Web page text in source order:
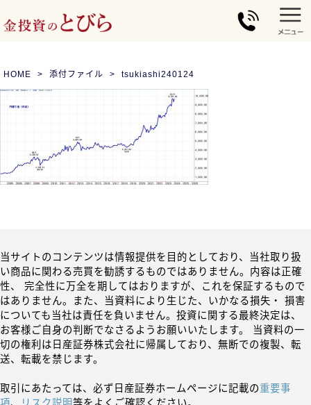
HOME 添付ファイル tsukiashi240124
当サイトのコンテンツは情報提供を目的としており、当社取り扱
い商品に関わる売買を勧誘するものではありません。内容は正確
性、 完全性に万全を期してはおりますが、これを保証するもので
はありません。また、当資料により生じた、いかなる損失・ 損害
についても当社は責任を負いません。投資に関する最終決定は、
お客様ご自身の判断でなさるようお願いいたします。 当資料の一
切の権利は日産証券株式会社に帰属しており、無断での複製、転
送、転載を禁じます。
取引にあたっては、必ず日産証券ホームページに記載の重要事